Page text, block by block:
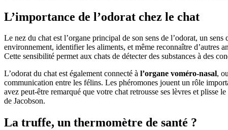
L’importance de l’odorat chez le chat
Le nez du chat est l’organe principal de son sens de l’odorat, un
environnement, identifier les aliments, et même reconnaître d’autres
Cette sensibilité permet aux chats de détecter des substances à des
L’odorat du chat est également connecté à l’organe voméro-nasal,
communication entre les félins. Les phéromones jouent un rôle
avez peut-être remarqué que votre chat retrousse ses lèvres et plisse
de Jacobson.
La truffe, un thermomètre de santé ?